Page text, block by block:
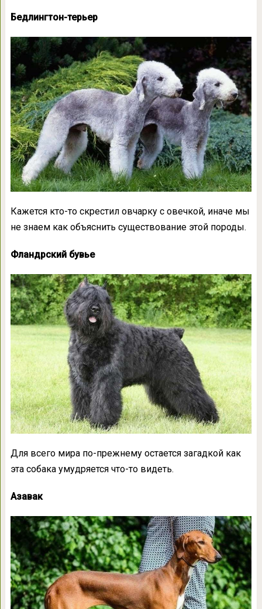
Бедлингтон-терьер
Кажется кто-то скрестил овчарку с овечкой, иначе мы
не знаем как объяснить существование этой породы.
Фландрский бувье
Для всего мира по-прежнему остается загадкой как
эта собака умудряется что-то видеть.
Азавак